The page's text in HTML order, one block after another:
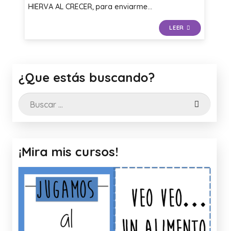
HIERVA AL CRECER, para enviarme…
LEER
¿Que estás buscando?
Buscar:
¡Mira mis cursos!